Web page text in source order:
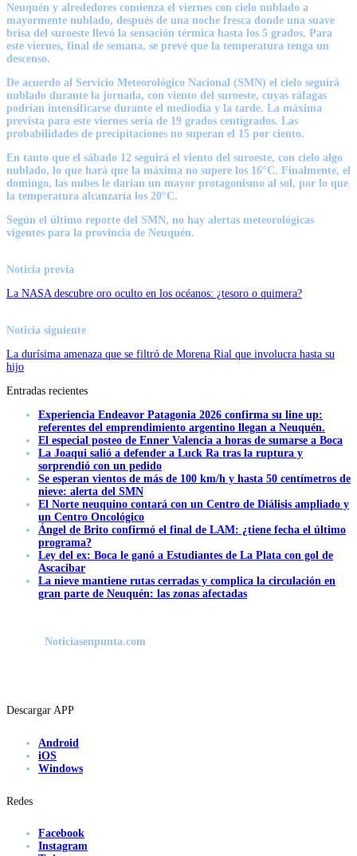
Neuquén y alrededores comienza el viernes con cielo nublado a
mayormente nublado, después de una noche fresca donde una suave
brisa del suroeste llevó la sensación térmica hasta los 5 grados. Para
este viernes, final de semana, se prevé que la temperatura tenga un
descenso.
De acuerdo al Servicio Meteorológico Nacional (SMN) el cielo seguirá
nublado durante la jornada, con viento del suroeste, cuyas ráfagas
podrían intensificarse durante el mediodía y la tarde. La máxima
prevista para este viernes sería de 19 grados centígrados. Las
probabilidades de precipitaciones no superan el 15 por ciento.
En tanto que el sábado 12 seguirá el viento del suroeste, con cielo algo
nublado, lo que hará que la máxima no supere los 16°C. Finalmente, el
domingo, las nubes le darían un mayor protagonismo al sol, por lo que
la temperatura alcanzaría los 20°C.
Según el último reporte del SMN, no hay alertas meteorológicas
vigentes para la provincia de Neuquén.
Noticia previa
La NASA descubre oro oculto en los océanos: ¿tesoro o quimera?
Noticia siguiente
La durísima amenaza que se filtró de Morena Rial que involucra hasta su
hijo
Entradas recientes
Experiencia Endeavor Patagonia 2026 confirma su line up:
referentes del emprendimiento argentino llegan a Neuquén.
El especial posteo de Enner Valencia a horas de sumarse a Boca
La Joaqui salió a defender a Luck Ra tras la ruptura y
sorprendió con un pedido
Se esperan vientos de más de 100 km/h y hasta 50 centímetros de
nieve: alerta del SMN
El Norte neuquino contará con un Centro de Diálisis ampliado y
un Centro Oncológico
Ángel de Brito confirmó el final de LAM: ¿tiene fecha el último
programa?
Ley del ex: Boca le ganó a Estudiantes de La Plata con gol de
Ascacibar
La nieve mantiene rutas cerradas y complica la circulación en
gran parte de Neuquén: las zonas afectadas
Noticiasenpunta.com
Descargar APP
Android
iOS
Windows
Redes
Facebook
Instagram